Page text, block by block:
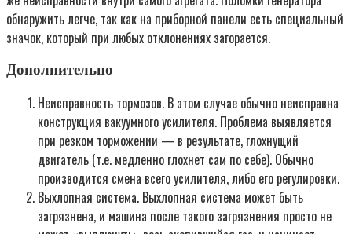
обнаружить легче, так как на приборной панели есть специальный
значок, который при любых отклонениях загорается.
Дополнительно
Неисправность тормозов. В этом случае обычно неисправна
конструкция вакуумного усилителя. Проблема выявляется
при резком торможении — в результате, глохнущий
двигатель (т.е. медленно глохнет сам по себе). Обычно
производится смена всего усилителя, либо его регулировки.
Выхлопная система. Выхлопная система может быть
загрязнена, и машина после такого загрязнения просто не